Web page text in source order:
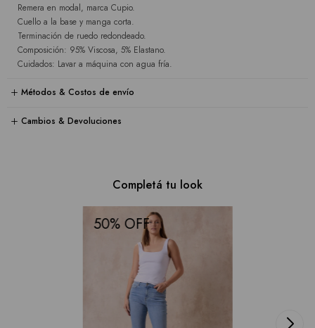
Remera en modal, marca Cupio.
Cuello a la base y manga corta.
Terminación de ruedo redondeado.
Composición: 95% Viscosa, 5% Elastano.
Cuidados: Lavar a máquina con agua fría.
Métodos & Costos de envío
Cambios & Devoluciones
Completá tu look
50